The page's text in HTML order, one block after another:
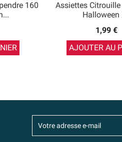
160
Assiettes
Halloween
1,99 €
AJOUTER AU